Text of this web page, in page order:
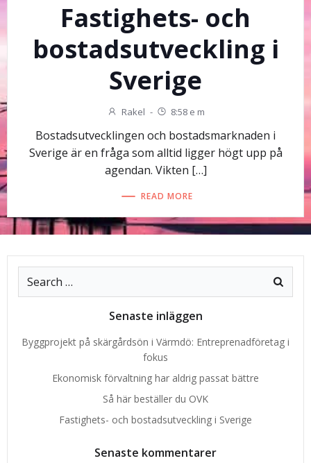
Fastighets- och
bostadsutveckling i
Sverige
Rakel - 8:58 e m
Bostadsutvecklingen och bostadsmarknaden i
Sverige är en fråga som alltid ligger högt upp på
agendan. Vikten […]
READ MORE
Search
Senaste inläggen
Byggprojekt på skärgårdsön i Värmdö: Entreprenadföretag i
fokus
Ekonomisk förvaltning har aldrig passat bättre
Så här beställer du OVK
Fastighets- och bostadsutveckling i Sverige
Senaste kommentarer